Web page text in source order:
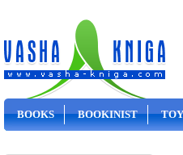
BOOKS BOOKINIST